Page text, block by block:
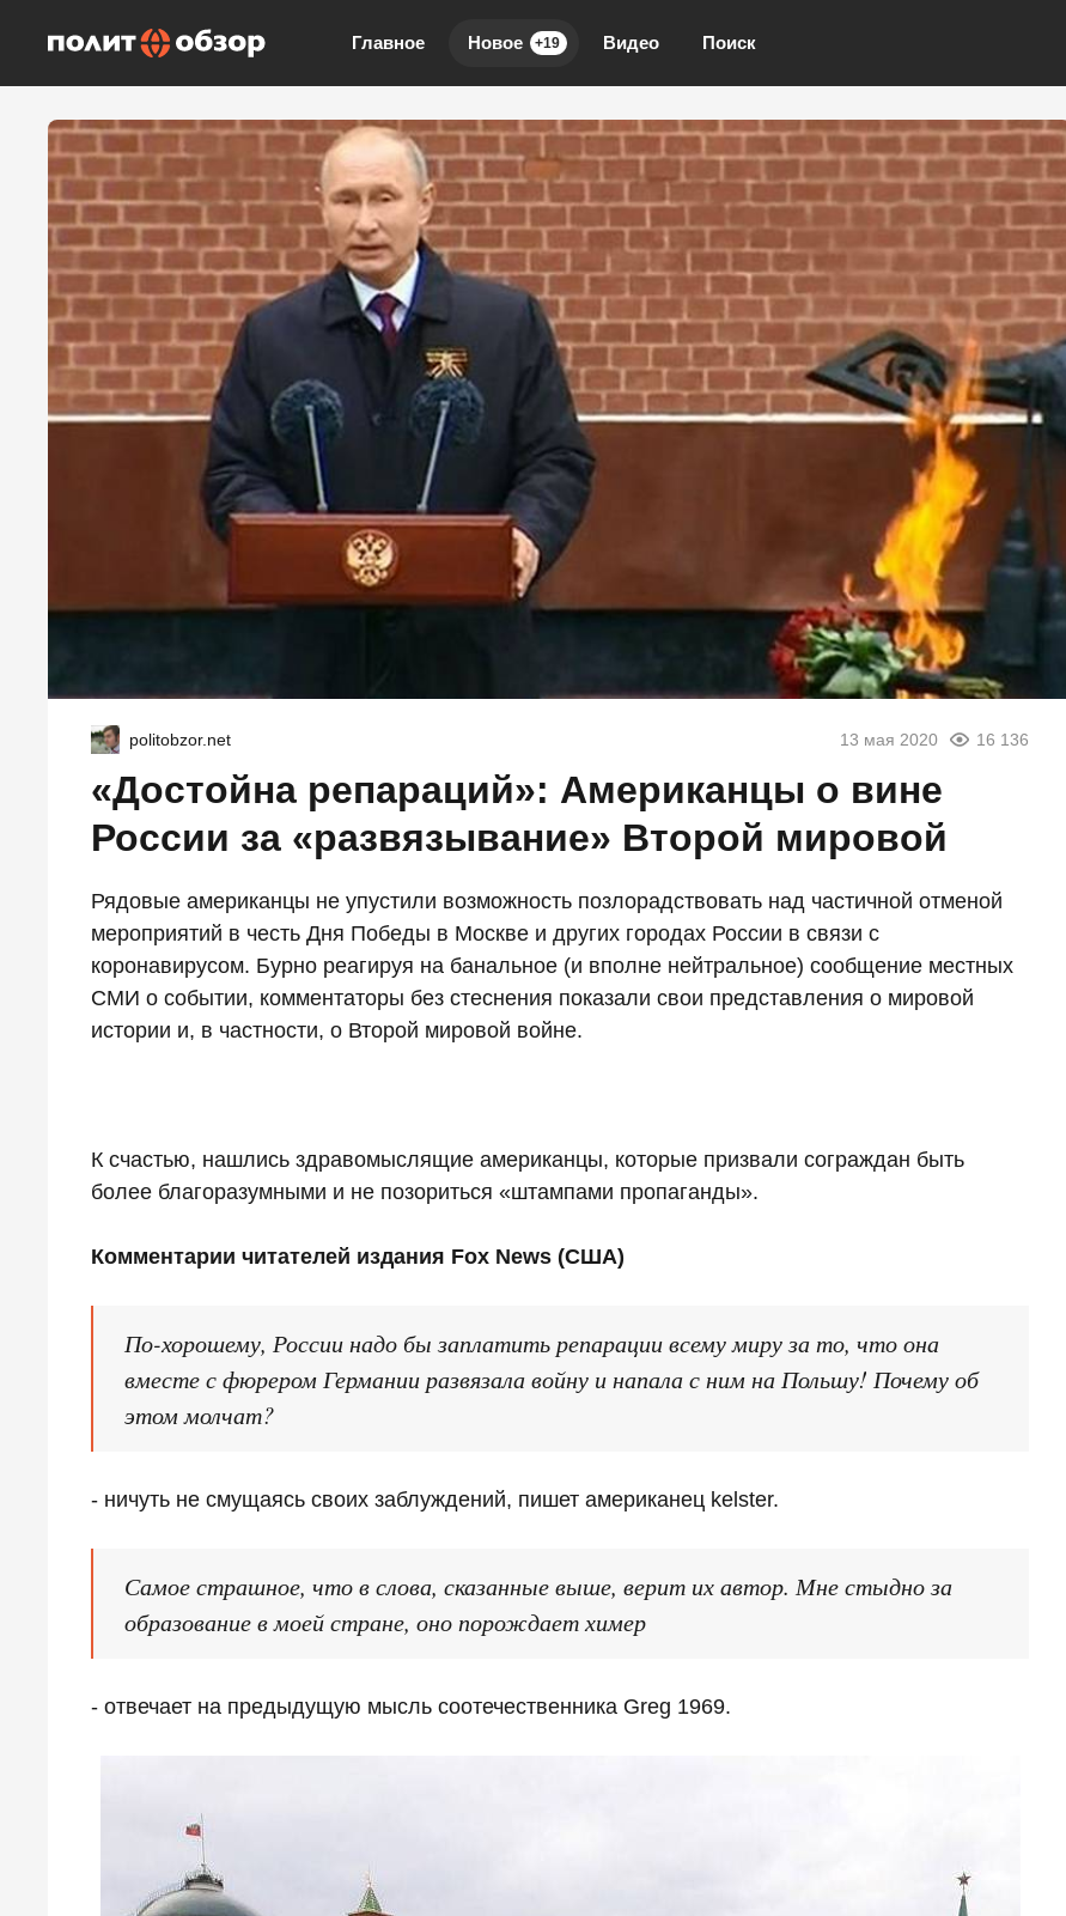
Главное Новое +19 Видео Поиск
politobzor.net 13 мая 2020 16 136
«Достойна репараций»: Американцы о вине
России за «развязывание» Второй мировой
Рядовые американцы не упустили возможность позлорадствовать над частичной отменой
мероприятий в честь Дня Победы в Москве и других городах России в связи с
коронавирусом. Бурно реагируя на банальное (и вполне нейтральное) сообщение местных
СМИ о событии, комментаторы без стеснения показали свои представления о мировой
истории и, в частности, о Второй мировой войне.
К счастью, нашлись здравомыслящие американцы, которые призвали сограждан быть
более благоразумными и не позориться «штампами пропаганды».
Комментарии читателей издания Fox News (США)
По-хорошему, России надо бы заплатить репарации всему миру за то, что она
вместе с фюрером Германии развязала войну и напала с ним на Польшу! Почему об
этом молчат?
- ничуть не смущаясь своих заблуждений, пишет американец kelster.
Самое страшное, что в слова, сказанные выше, верит их автор. Мне стыдно за
образование в моей стране, оно порождает химер
- отвечает на предыдущую мысль соотечественника Greg 1969.